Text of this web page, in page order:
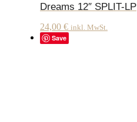
Dreams 12″ SPLIT-LP
24,00 € inkl. MwSt.
Save